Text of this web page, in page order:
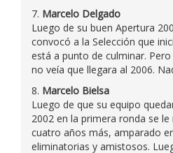
7. Marcelo Delgado
Luego de su buen Apertura
convocó a la Selección que
está a punto de culminar.
no veía que llegara al 2006.
8. Marcelo Bielsa
Luego de que su equipo
2002 en la primera ronda se
cuatro años más, amparado
eliminatorias y amistosos.